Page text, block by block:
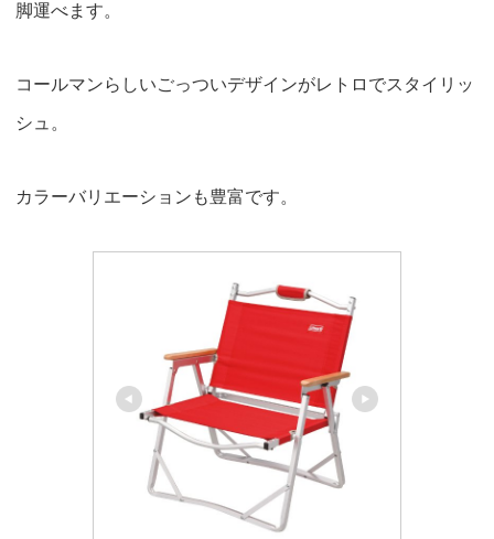
脚運べます。
コールマンらしいごっついデザインがレトロでスタイリッ
シュ。
カラーバリエーションも豊富です。